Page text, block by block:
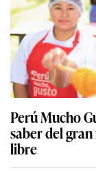
Perú Mucho
saber del
libre